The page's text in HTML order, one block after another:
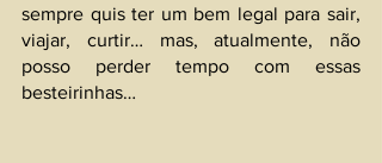
sempre quis ter um bem legal para sair,
viajar, curtir… mas, atualmente, não
posso perder tempo com essas
besteirinhas…